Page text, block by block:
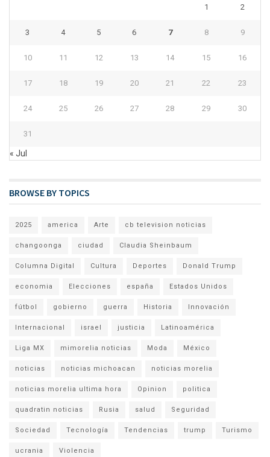
1 2
3 4 5 6 7 8 9
10 11 12 13 14 15 16
17 18 19 20 21 22 23
24 25 26 27 28 29 30
31
« Jul
BROWSE BY TOPICS
2025 america Arte cb television noticias
changoonga ciudad Claudia Sheinbaum
Columna Digital Cultura Deportes Donald Trump
economia Elecciones españa Estados Unidos
fútbol gobierno guerra Historia Innovación
Internacional israel justicia Latinoamérica
Liga MX mimorelia noticias Moda México
noticias noticias michoacan noticias morelia
noticias morelia ultima hora Opinion politica
quadratin noticias Rusia salud Seguridad
Sociedad Tecnología Tendencias trump Turismo
ucrania Violencia